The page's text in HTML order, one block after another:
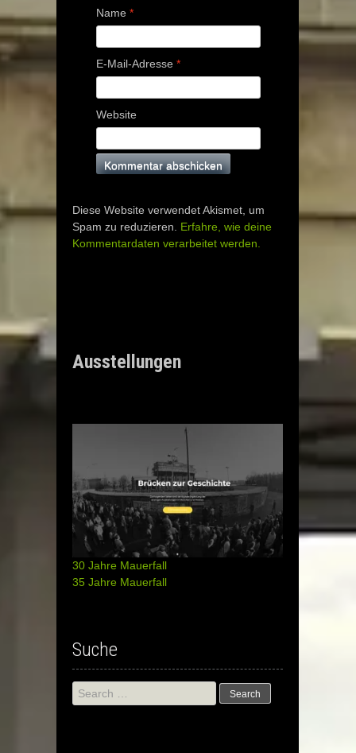
Name *
E-Mail-Adresse *
Website
Diese Website verwendet Akismet, um
Spam zu reduzieren. Erfahre, wie deine
Kommentardaten verarbeitet werden.
Ausstellungen
30 Jahre Mauerfall
35 Jahre Mauerfall
Suche
Search
for: